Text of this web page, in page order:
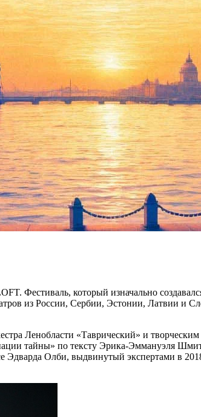
международный
Фестиваль, который изначально
из России, Сербии, Эстонии, Латвии и
Ленобласти «Таврический» и
тайны» по тексту Эрика-Эммануэля
Эдварда Олби, выдвинутый экспертами в